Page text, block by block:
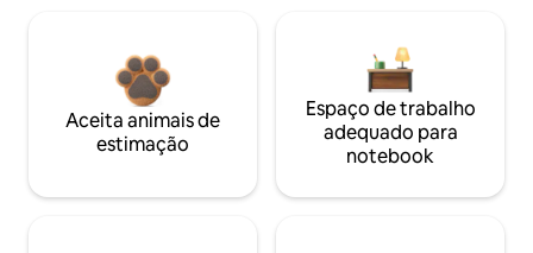
Aceita animais de
estimação
Espaço de trabalho
adequado para
notebook